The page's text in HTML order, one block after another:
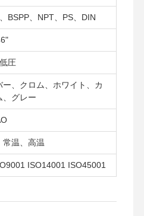
BSPP、NPT、PS、DIN
圧
ー、クロム、ホワイト、カ
、グレー
常温、高温
ISO14001 ISO45001